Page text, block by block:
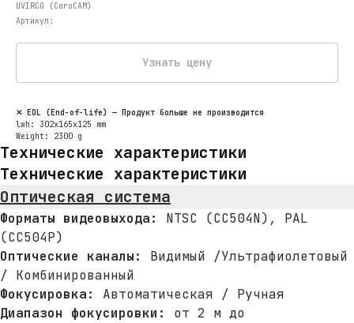
UVIRCO (CoroCAM)
Артикул:
Узнать цену
✕ EOL (End-of-life) — Продукт больше не производится
lwh: 302x165x125 mm
Weight: 2300 g
Технические характеристики
Технические характеристики
Оптическая система
Форматы видеовыхода: NTSC (CC504N), PAL
(CC504P)
Оптические каналы: Видимый /Ультрафиолетовый
/ Комбинированный
Фокусировка: Автоматическая / Ручная
Диапазон фокусировки: от 2 м до